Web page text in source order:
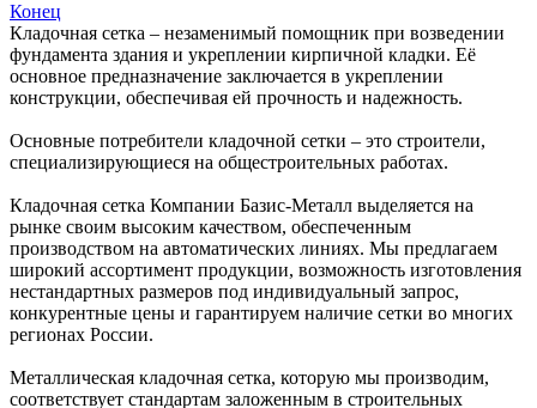
Конец
Кладочная сетка – незаменимый помощник при возведении
фундамента здания и укреплении кирпичной кладки. Её
основное предназначение заключается в укреплении
конструкции, обеспечивая ей прочность и надежность.
Основные потребители кладочной сетки – это строители,
специализирующиеся на общестроительных работах.
Кладочная сетка Компании Базис-Металл выделяется на
рынке своим высоким качеством, обеспеченным
производством на автоматических линиях. Мы предлагаем
широкий ассортимент продукции, возможность изготовления
нестандартных размеров под индивидуальный запрос,
конкурентные цены и гарантируем наличие сетки во многих
регионах России.
Металлическая кладочная сетка, которую мы производим,
соответствует стандартам заложенным в строительных